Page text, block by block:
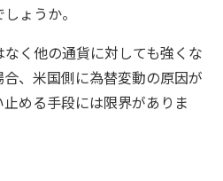
ょうか。
く他の通貨に対しても強くな
、米国側に為替変動の原因が
める手段には限界がありま